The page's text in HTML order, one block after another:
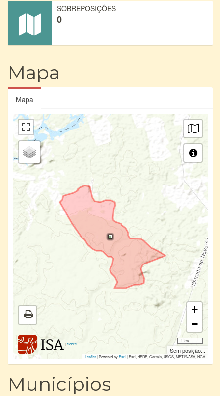
SOBREPOSIÇÕES
0
Mapa
Mapa
|Sobre
+
−
1 km
Sem posição...
Leaflet| Powered byEsri|Esri, HERE, Garmin, USGS, METI/NASA, NGA
Municípios